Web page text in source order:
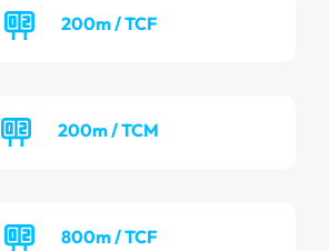
200m / TCF
200m / TCM
800m / TCF